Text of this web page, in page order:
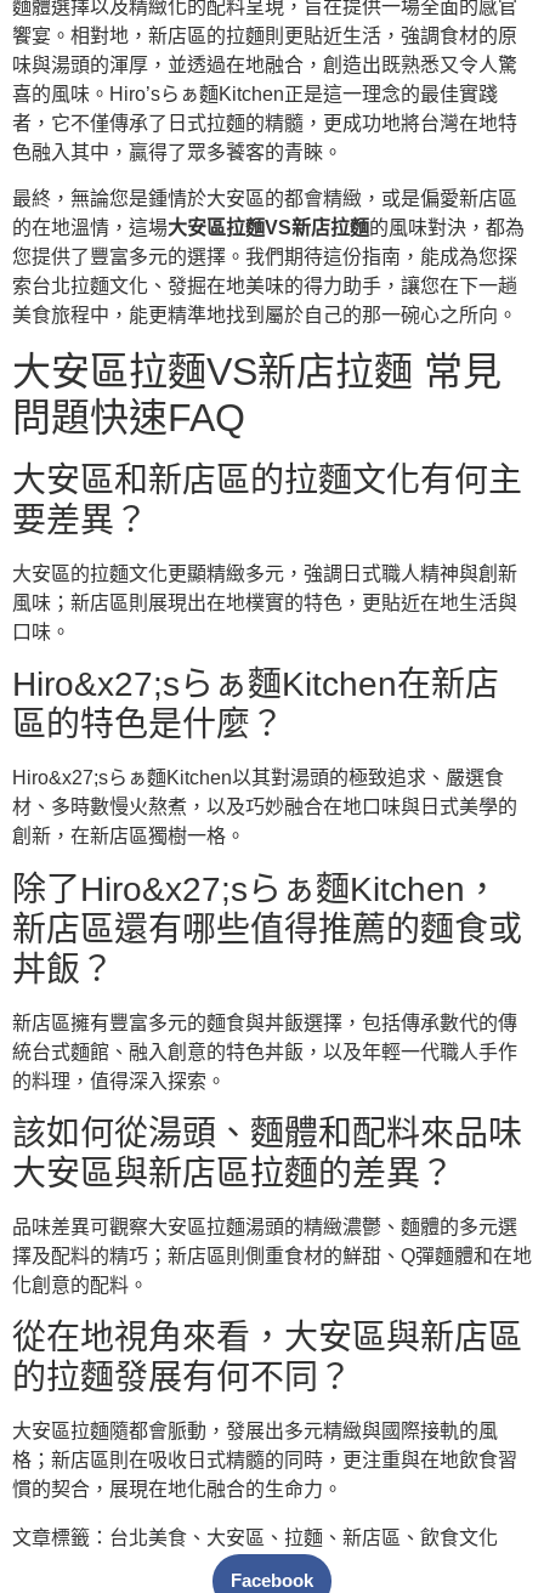
麵體選擇以及精緻化的配料呈現，旨在提供一場全面的感官
饗宴。相對地，新店區的拉麵則更貼近生活，強調食材的原
味與湯頭的渾厚，並透過在地融合，創造出既熟悉又令人驚
喜的風味。Hiro’sらぁ麵Kitchen正是這一理念的最佳實踐
者，它不僅傳承了日式拉麵的精髓，更成功地將台灣在地特
色融入其中，贏得了眾多饕客的青睞。
最終，無論您是鍾情於大安區的都會精緻，或是偏愛新店區
的在地溫情，這場大安區拉麵VS新店拉麵的風味對決，都為
您提供了豐富多元的選擇。我們期待這份指南，能成為您探
索台北拉麵文化、發掘在地美味的得力助手，讓您在下一趟
美食旅程中，能更精準地找到屬於自己的那一碗心之所向。
大安區拉麵VS新店拉麵 常見
問題快速FAQ
大安區和新店區的拉麵文化有何主
要差異？
大安區的拉麵文化更顯精緻多元，強調日式職人精神與創新
風味；新店區則展現出在地樸實的特色，更貼近在地生活與
口味。
Hiro&x27;sらぁ麵Kitchen在新店
區的特色是什麼？
Hiro&x27;sらぁ麵Kitchen以其對湯頭的極致追求、嚴選食
材、多時數慢火熬煮，以及巧妙融合在地口味與日式美學的
創新，在新店區獨樹一格。
除了Hiro&x27;sらぁ麵Kitchen，
新店區還有哪些值得推薦的麵食或
丼飯？
新店區擁有豐富多元的麵食與丼飯選擇，包括傳承數代的傳
統台式麵館、融入創意的特色丼飯，以及年輕一代職人手作
的料理，值得深入探索。
該如何從湯頭、麵體和配料來品味
大安區與新店區拉麵的差異？
品味差異可觀察大安區拉麵湯頭的精緻濃鬱、麵體的多元選
擇及配料的精巧；新店區則側重食材的鮮甜、Q彈麵體和在地
化創意的配料。
從在地視角來看，大安區與新店區
的拉麵發展有何不同？
大安區拉麵隨都會脈動，發展出多元精緻與國際接軌的風
格；新店區則在吸收日式精髓的同時，更注重與在地飲食習
慣的契合，展現在地化融合的生命力。
文章標籤： 台北美食 、 大安區 、 拉麵 、 新店區 、 飲食文化
Facebook